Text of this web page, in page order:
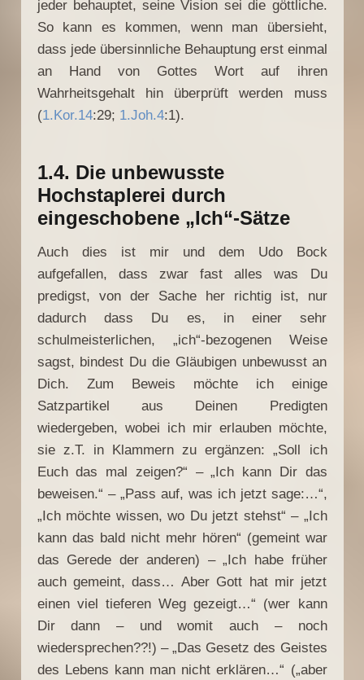
jeder behauptet, seine Vision sei die göttliche.
So kann es kommen, wenn man übersieht,
dass jede übersinnliche Behauptung erst einmal
an Hand von Gottes Wort auf ihren
Wahrheitsgehalt hin überprüft werden muss
(1.Kor.14:29; 1.Joh.4:1).
1.4. Die unbewusste
Hochstaplerei durch
eingeschobene „Ich“-Sätze
Auch dies ist mir und dem Udo Bock
aufgefallen, dass zwar fast alles was Du
predigst, von der Sache her richtig ist, nur
dadurch dass Du es, in einer sehr
schulmeisterlichen, „ich“-bezogenen Weise
sagst, bindest Du die Gläubigen unbewusst an
Dich. Zum Beweis möchte ich einige
Satzpartikel aus Deinen Predigten
wiedergeben, wobei ich mir erlauben möchte,
sie z.T. in Klammern zu ergänzen: „Soll ich
Euch das mal zeigen?“ – „Ich kann Dir das
beweisen.“ – „Pass auf, was ich jetzt sage:…“,
„Ich möchte wissen, wo Du jetzt stehst“ – „Ich
kann das bald nicht mehr hören“ (gemeint war
das Gerede der anderen) – „Ich habe früher
auch gemeint, dass… Aber Gott hat mir jetzt
einen viel tieferen Weg gezeigt…“ (wer kann
Dir dann – und womit auch – noch
wiedersprechen??!) – „Das Gesetz des Geistes
des Lebens kann man nicht erklären…“ („aber